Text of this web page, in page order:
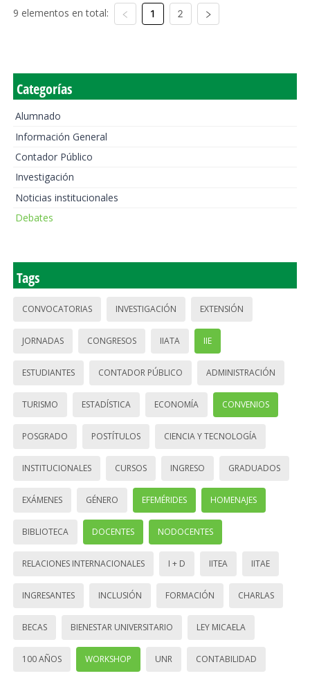
9 elementos en total: 1 2
Categorías
Alumnado
Información General
Contador Público
Investigación
Noticias institucionales
Debates
Tags
CONVOCATORIAS INVESTIGACIÓN EXTENSIÓN
JORNADAS CONGRESOS IIATA IIE
ESTUDIANTES CONTADOR PÚBLICO ADMINISTRACIÓN
TURISMO ESTADÍSTICA ECONOMÍA CONVENIOS
POSGRADO POSTÍTULOS CIENCIA Y TECNOLOGÍA
INSTITUCIONALES CURSOS INGRESO GRADUADOS
EXÁMENES GÉNERO EFEMÉRIDES HOMENAJES
BIBLIOTECA DOCENTES NODOCENTES
RELACIONES INTERNACIONALES I + D IITEA IITAE
INGRESANTES INCLUSIÓN FORMACIÓN CHARLAS
BECAS BIENESTAR UNIVERSITARIO LEY MICAELA
100 AÑOS WORKSHOP UNR CONTABILIDAD